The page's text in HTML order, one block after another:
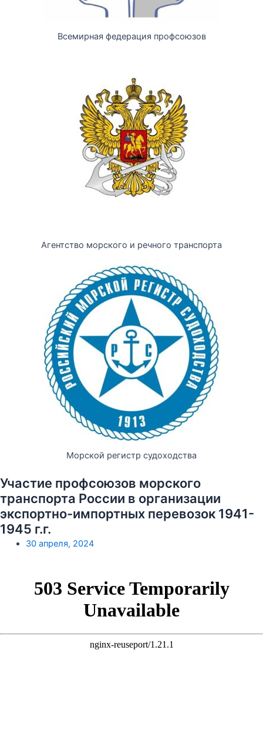
Всемирная федерация профсоюзов
Агентство морского и речного транспорта
Морской регистр судоходства
Участие профсоюзов морского
транспорта России в организации
экспортно-импортных перевозок 1941-
1945 г.г.
30 апреля, 2024